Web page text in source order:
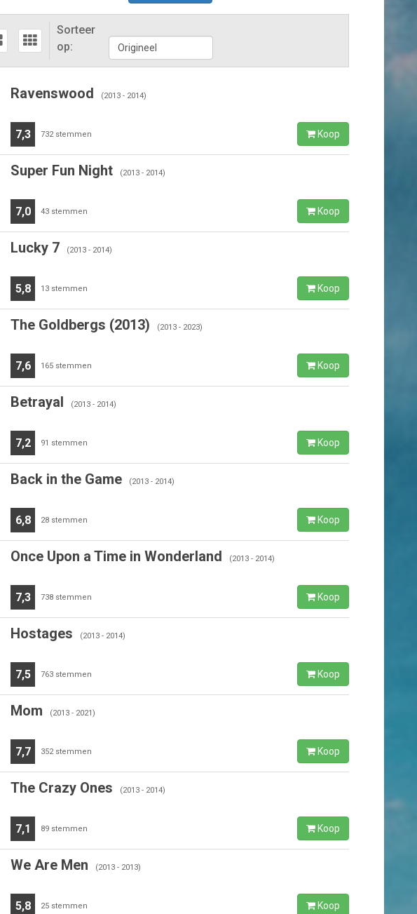
Sorteer
op:
Ravenswood (2013 - 2014)
7,3 732stemmen Koop
Super Fun Night (2013 - 2014)
7,0 43 stemmen Koop
Lucky 7 (2013 - 2014)
5,8 13 stemmen Koop
The Goldbergs (2013) (2013 - 2023)
7,6 165 stemmen Koop
Betrayal (2013 - 2014)
7,2 91 stemmen Koop
Back in the Game (2013 - 2014)
6,8 28 stemmen Koop
Once Upon a Time in Wonderland (2013 - 2014)
7,3 738 stemmen Koop
Hostages (2013 - 2014)
7,5 763 stemmen Koop
Mom (2013 - 2021)
7,7 352stemmen Koop
The Crazy Ones (2013 - 2014)
7,1 89 stemmen Koop
We Are Men (2013 - 2013)
5,8 25 stemmen Koop